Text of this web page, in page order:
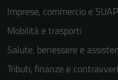
Imprese, commercio e SUAP
Mobilità e trasporti
Salute, benessere e
Tributi, finanze e